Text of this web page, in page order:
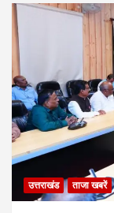
उत्तराखंड ताजा खबरें